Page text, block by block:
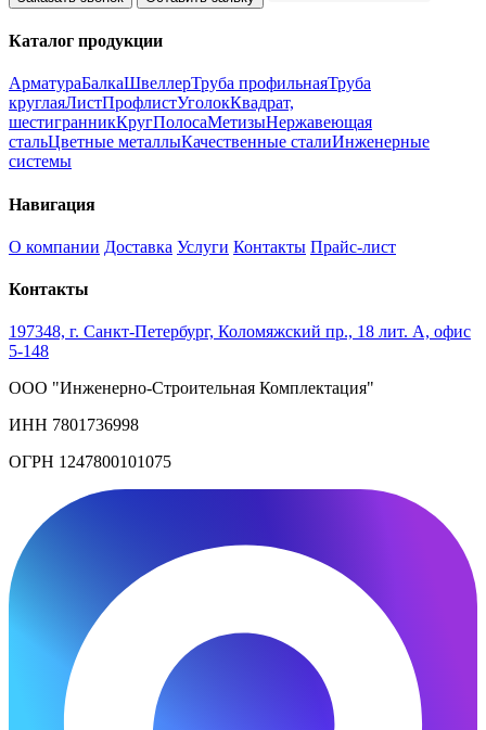
Каталог продукции
АрматураБалкаШвеллерТруба профильнаяТруба
круглаяЛистПрофлистУголокКвадрат,
шестигранникКругПолосаМетизыНержавеющая
стальЦветные металлыКачественные сталиИнженерные
системы
Навигация
О компании Доставка Услуги Контакты Прайс-лист
Контакты
197348, г. Санкт-Петербург, Коломяжский пр., 18 лит. А, офис
5-148
ООО "Инженерно-Строительная Комплектация"
ИНН 7801736998
ОГРН 1247800101075